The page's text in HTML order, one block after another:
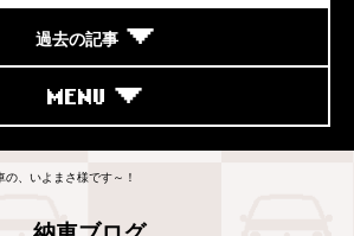
過去の記事
MENU
の、いよまさ様です～！